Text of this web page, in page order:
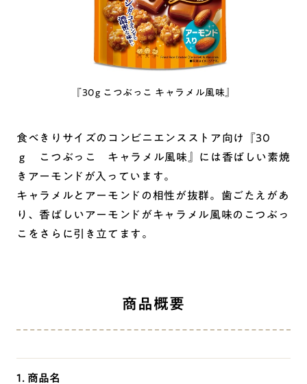
『30g こつぶっこ キャラメル風味』
食べきりサイズのコンビニエンスストア向け『30
ｇ こつぶっこ キャラメル風味』には香ばしい素焼
きアーモンドが入っています。
キャラメルとアーモンドの相性が抜群。歯ごたえがあ
り、香ばしいアーモンドがキャラメル風味のこつぶっ
こをさらに引き立てます。
商品概要
1. 商品名